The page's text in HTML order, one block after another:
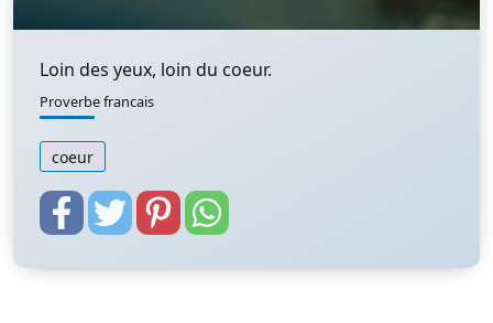
Loin des yeux, loin du coeur.
Proverbe francais
coeur